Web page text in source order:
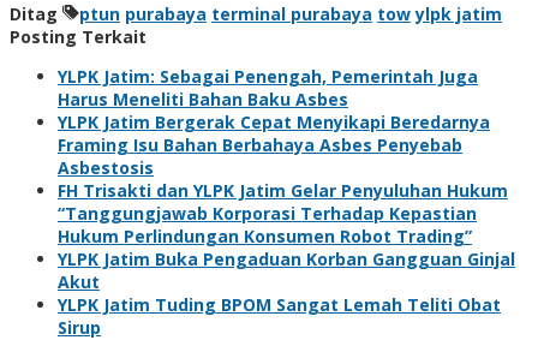
Ditag ptun purabaya terminal purabaya tow ylpk jatim
Posting Terkait
YLPK Jatim: Sebagai Penengah, Pemerintah Juga
Harus Meneliti Bahan Baku Asbes
YLPK Jatim Bergerak Cepat Menyikapi Beredarnya
Framing Isu Bahan Berbahaya Asbes Penyebab
Asbestosis
FH Trisakti dan YLPK Jatim Gelar Penyuluhan Hukum
“Tanggungjawab Korporasi Terhadap Kepastian
Hukum Perlindungan Konsumen Robot Trading”
YLPK Jatim Buka Pengaduan Korban Gangguan Ginjal
Akut
YLPK Jatim Tuding BPOM Sangat Lemah Teliti Obat
Sirup